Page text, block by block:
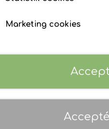
Tøj & Stickers
Kurser, Event, Udlejning
Marketing cookies